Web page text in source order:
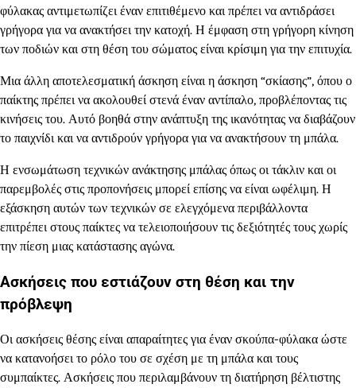
φύλακας αντιμετωπίζει έναν επιτιθέμενο και πρέπει να αντιδράσει
γρήγορα για να ανακτήσει την κατοχή. Η έμφαση στη γρήγορη κίνηση
των ποδιών και στη θέση του σώματος είναι κρίσιμη για την επιτυχία.
Μια άλλη αποτελεσματική άσκηση είναι η άσκηση “σκίασης”, όπου ο
παίκτης πρέπει να ακολουθεί στενά έναν αντίπαλο, προβλέποντας τις
κινήσεις του. Αυτό βοηθά στην ανάπτυξη της ικανότητας να διαβάζουν
το παιχνίδι και να αντιδρούν γρήγορα για να ανακτήσουν τη μπάλα.
Η ενσωμάτωση τεχνικών ανάκτησης μπάλας όπως οι τάκλιν και οι
παρεμβολές στις προπονήσεις μπορεί επίσης να είναι ωφέλιμη. Η
εξάσκηση αυτών των τεχνικών σε ελεγχόμενα περιβάλλοντα
επιτρέπει στους παίκτες να τελειοποιήσουν τις δεξιότητές τους χωρίς
την πίεση μιας κατάστασης αγώνα.
Ασκήσεις που εστιάζουν στη θέση και την
πρόβλεψη
Οι ασκήσεις θέσης είναι απαραίτητες για έναν σκούπα-φύλακα ώστε
να κατανοήσει το ρόλο του σε σχέση με τη μπάλα και τους
συμπαίκτες. Ασκήσεις που περιλαμβάνουν τη διατήρηση βέλτιστης